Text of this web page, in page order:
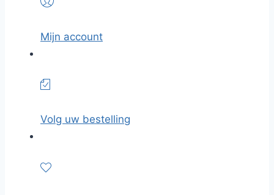
Mijn account
Volg uw bestelling